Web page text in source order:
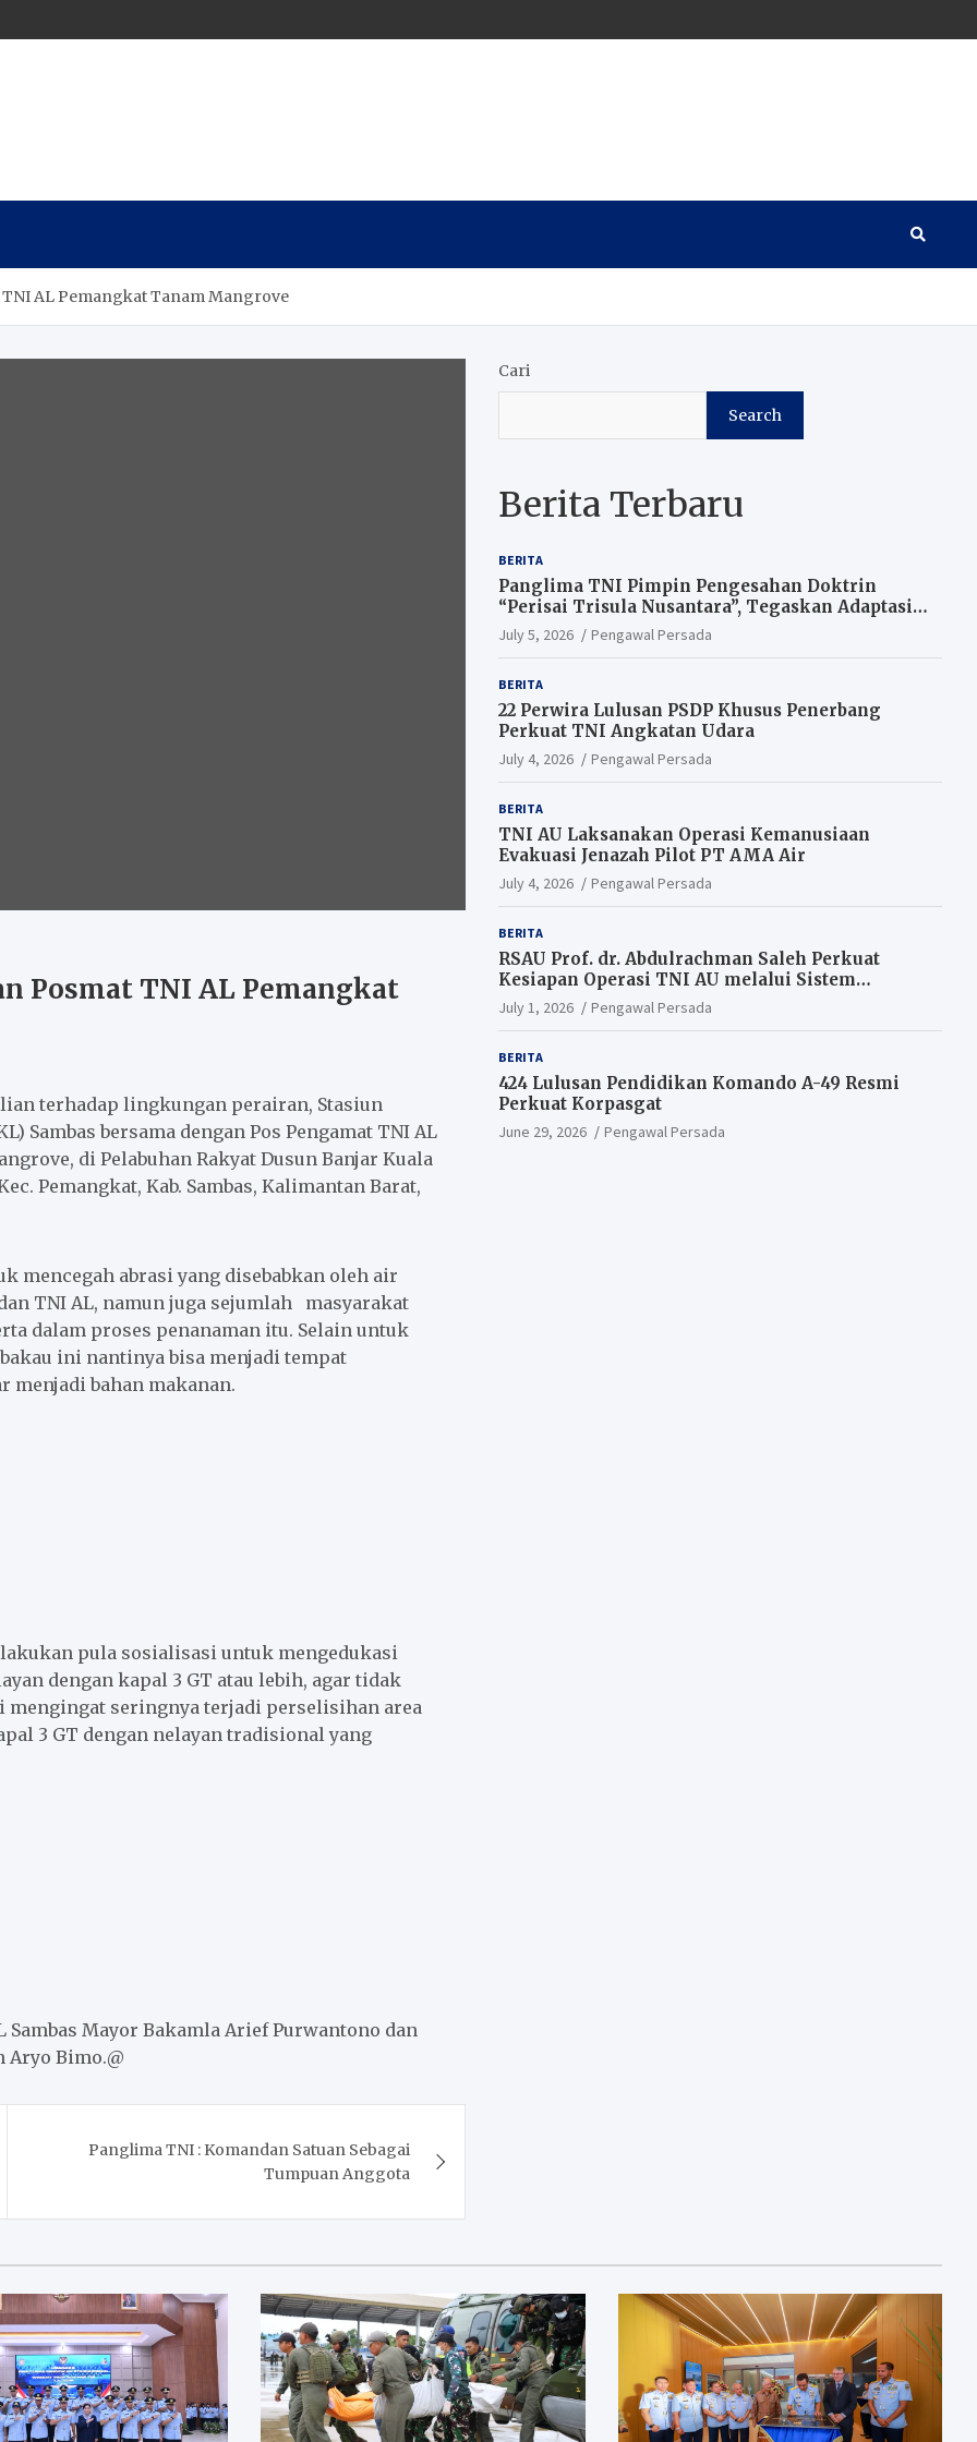
TNI AL Pemangkat Tanam Mangrove
Posmat TNI AL Pemangkat
terhadap lingkungan perairan, Stasiun
Sambas bersama dengan Pos Pengamat TNI AL
di Pelabuhan Rakyat Dusun Banjar Kuala
Pemangkat, Kab. Sambas, Kalimantan Barat,
mencegah abrasi yang disebabkan oleh air
TNI AL, namun juga sejumlah masyarakat
dalam proses penanaman itu. Selain untuk
ini nantinya bisa menjadi tempat
menjadi bahan makanan.
pula sosialisasi untuk mengedukasi
dengan kapal 3 GT atau lebih, agar tidak
seringnya terjadi perselisihan area
3 GT dengan nelayan tradisional yang
Mayor Bakamla Arief Purwantono dan
Aryo Bimo.@
Panglima TNI : Komandan Satuan Sebagai
Tumpuan Anggota
Cari
Search
Berita Terbaru
BERITA
Panglima TNI Pimpin Pengesahan Doktrin
“Perisai Trisula Nusantara”, Tegaskan Adaptasi
TNI Hadapi Perang Modern
July 5, 2026 Pengawal Persada
BERITA
22 Perwira Lulusan PSDP Khusus Penerbang
Perkuat TNI Angkatan Udara
July 4, 2026 Pengawal Persada
BERITA
TNI AU Laksanakan Operasi Kemanusiaan
Evakuasi Jenazah Pilot PT AMA Air
July 4, 2026 Pengawal Persada
BERITA
RSAU Prof. dr. Abdulrachman Saleh Perkuat
Kesiapan Operasi TNI AU melalui Sistem
Kesehatan Andal
July 1, 2026 Pengawal Persada
BERITA
424 Lulusan Pendidikan Komando A-49 Resmi
Perkuat Korpasgat
June 29, 2026 Pengawal Persada